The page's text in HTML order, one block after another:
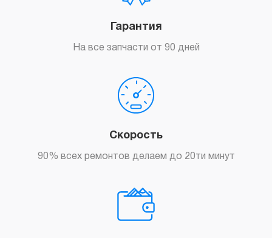
Гарантия
На все запчасти от 90 дней
Скорость
90% всех ремонтов делаем до 20ти минут